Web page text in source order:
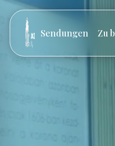
Sendungen Zu